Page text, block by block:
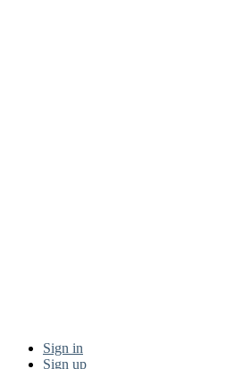
Sign in
Sign up